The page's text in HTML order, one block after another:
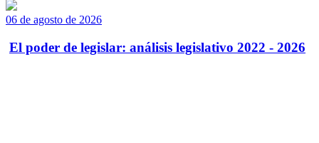
06 de agosto de 2026
El poder de legislar: análisis legislativo 2022 - 2026